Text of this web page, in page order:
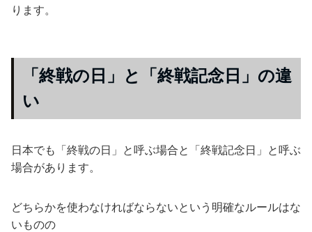
ります。
「終戦の日」と「終戦記念日」の違
い
日本でも「終戦の日」と呼ぶ場合と「終戦記念日」と呼ぶ
場合があります。
どちらかを使わなければならないという明確なルールはな
いものの